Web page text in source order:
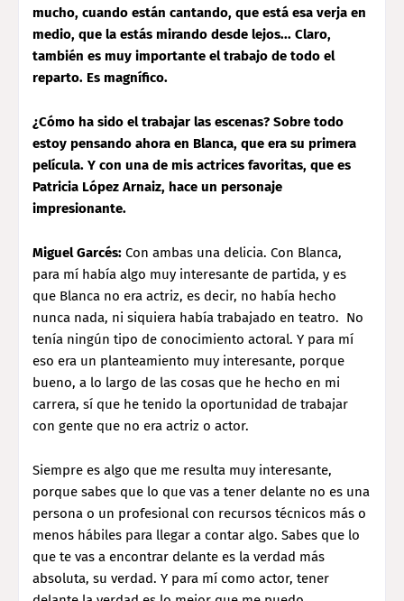
mucho, cuando están cantando, que está esa verja en
medio, que la estás mirando desde lejos... Claro,
también es muy importante el trabajo de todo el
reparto. Es magnífico.
¿Cómo ha sido el trabajar las escenas? Sobre todo
estoy pensando ahora en Blanca, que era su primera
película. Y con una de mis actrices favoritas, que es
Patricia López Arnaiz, hace un personaje
impresionante.
Miguel Garcés: Con ambas una delicia. Con Blanca,
para mí había algo muy interesante de partida, y es
que Blanca no era actriz, es decir, no había hecho
nunca nada, ni siquiera había trabajado en teatro. No
tenía ningún tipo de conocimiento actoral. Y para mí
eso era un planteamiento muy interesante, porque
bueno, a lo largo de las cosas que he hecho en mi
carrera, sí que he tenido la oportunidad de trabajar
con gente que no era actriz o actor.
Siempre es algo que me resulta muy interesante,
porque sabes que lo que vas a tener delante no es una
persona o un profesional con recursos técnicos más o
menos hábiles para llegar a contar algo. Sabes que lo
que te vas a encontrar delante es la verdad más
absoluta, su verdad. Y para mí como actor, tener